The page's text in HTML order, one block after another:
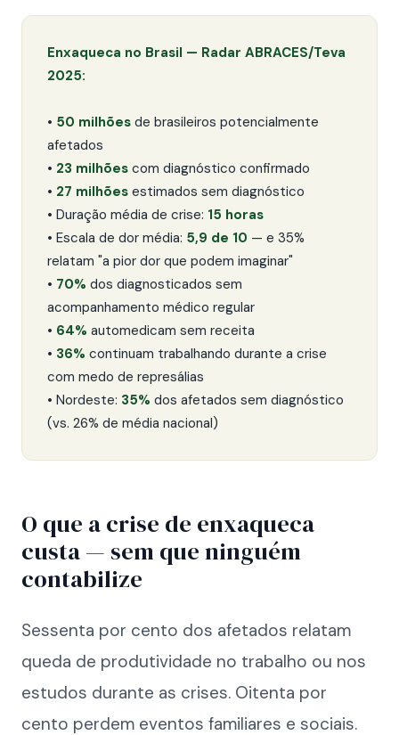
Enxaqueca no Brasil — Radar ABRACES/Teva
2025:
• 50 milhões de brasileiros potencialmente
afetados
• 23 milhões com diagnóstico confirmado
• 27 milhões estimados sem diagnóstico
• Duração média de crise: 15 horas
• Escala de dor média: 5,9 de 10 — e 35%
relatam "a pior dor que podem imaginar"
• 70% dos diagnosticados sem
acompanhamento médico regular
• 64% automedicam sem receita
• 36% continuam trabalhando durante a crise
com medo de represálias
• Nordeste: 35% dos afetados sem diagnóstico
(vs. 26% de média nacional)
O que a crise de enxaqueca
custa — sem que ninguém
contabilize
Sessenta por cento dos afetados relatam
queda de produtividade no trabalho ou nos
estudos durante as crises. Oitenta por
cento perdem eventos familiares e sociais.